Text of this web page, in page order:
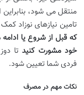
منتقل می شود،
تامین نیازهای نوزاد
که قبل از شروع یا
خود مشورت کنید تا
فردی شما تعیین شود.
نکات مهم در مصرف